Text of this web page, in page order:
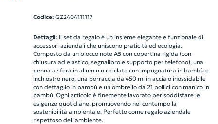
Codice: GZ2404111117
Dettagli: Il set da regalo è un insieme elegante e funzionale di
accessori aziendali che uniscono praticità ed ecologia.
Composto da un blocco note A5 con copertina rigida (con
chiusura ad elastico, segnalibro e supporto per telefono), una
penna a sfera in alluminio riciclato con impugnatura in bambù e
inchiostro nero, una borraccia da 450 ml in acciaio inossidabile
con dettaglio in bambù e un ombrello da 21 pollici con manico in
bambù. Ogni articolo è finemente lavorato per soddisfare le
esigenze quotidiane, promuovendo nel contempo la
sostenibilità ambientale. Perfetto come regalo aziendale
rispettoso dell'ambiente.